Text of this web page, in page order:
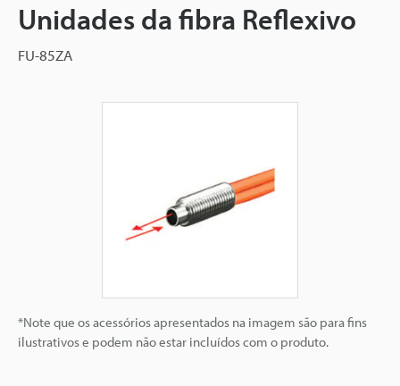
Unidades da fibra Reflexivo
FU-85ZA
*Note que os acessórios apresentados na imagem são para fins
ilustrativos e podem não estar incluídos com o produto.